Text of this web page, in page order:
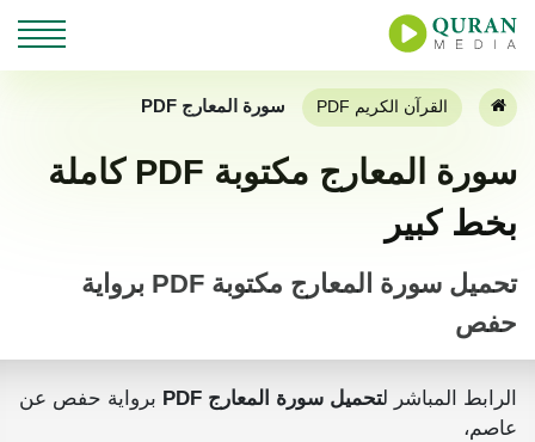
القرآن الكريم PDF سورة المعارج PDF
سورة المعارج مكتوبة PDF كاملة
بخط كبير
تحميل سورة المعارج مكتوبة PDF برواية
حفص
الرابط المباشر لتحميل سورة المعارج PDF
برواية حفص عن
عاصم،